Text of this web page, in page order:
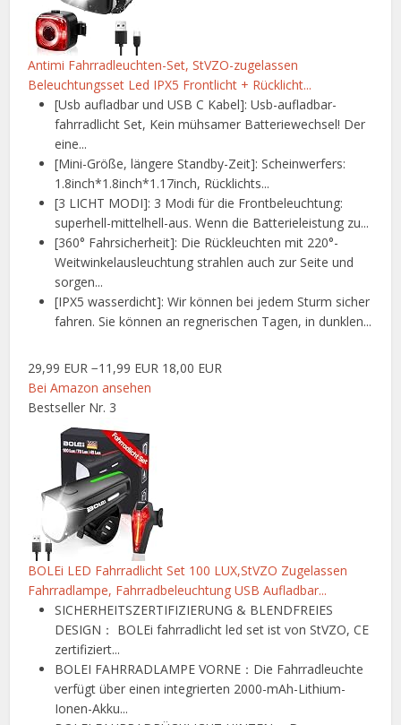
Antimi Fahrradleuchten-Set, StVZO-zugelassen
Beleuchtungsset Led IPX5 Frontlicht + Rücklicht...
[Usb aufladbar und USB C Kabel]: Usb-aufladbar-
fahrradlicht Set, Kein mühsamer Batteriewechsel! Der
eine...
[Mini-Größe, längere Standby-Zeit]: Scheinwerfers:
1.8inch*1.8inch*1.17inch, Rücklichts...
[3 LICHT MODI]: 3 Modi für die Frontbeleuchtung:
superhell-mittelhell-aus. Wenn die Batterieleistung zu...
[360° Fahrsicherheit]: Die Rückleuchten mit 220°-
Weitwinkelausleuchtung strahlen auch zur Seite und
sorgen...
[IPX5 wasserdicht]: Wir können bei jedem Sturm sicher
fahren. Sie können an regnerischen Tagen, in dunklen...
29,99 EUR −11,99 EUR 18,00 EUR
Bei Amazon ansehen
Bestseller Nr. 3
BOLEi LED Fahrradlicht Set 100 LUX,StVZO Zugelassen
Fahrradlampe, Fahrradbeleuchtung USB Aufladbar...
SICHERHEITSZERTIFIZIERUNG & BLENDFREIES
DESIGN： BOLEi fahrradlicht led set ist von StVZO, CE
zertifiziert...
BOLEI FAHRRADLAMPE VORNE：Die Fahrradleuchte
verfügt über einen integrierten 2000-mAh-Lithium-
Ionen-Akku...